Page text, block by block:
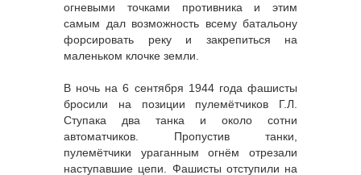
огневыми точками противника и этим
самым дал возможность всему батальону
форсировать реку и закрепиться на
маленьком клочке земли.
В ночь на 6 сентября 1944 года фашисты
бросили на позиции пулемётчиков Г.Л.
Ступака два танка и около сотни
автоматчиков. Пропустив танки,
пулемётчики ураганным огнём отрезали
наступавшие цепи. Фашисты отступили на